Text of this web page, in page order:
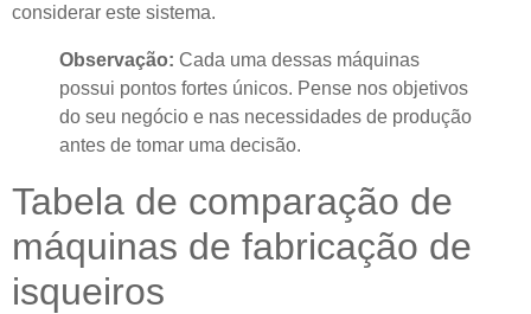
considerar este sistema.
Observação: Cada uma dessas máquinas
possui pontos fortes únicos. Pense nos objetivos
do seu negócio e nas necessidades de produção
antes de tomar uma decisão.
Tabela de comparação de
máquinas de fabricação de
isqueiros